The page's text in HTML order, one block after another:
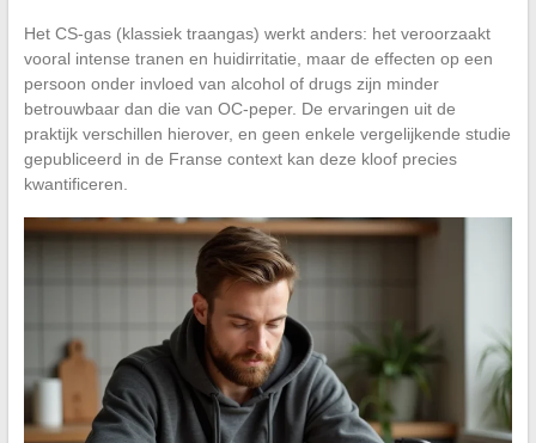
Het CS-gas (klassiek traangas) werkt anders: het veroorzaakt
vooral intense tranen en huidirritatie, maar de effecten op een
persoon onder invloed van alcohol of drugs zijn minder
betrouwbaar dan die van OC-peper. De ervaringen uit de
praktijk verschillen hierover, en geen enkele vergelijkende studie
gepubliceerd in de Franse context kan deze kloof precies
kwantificeren.